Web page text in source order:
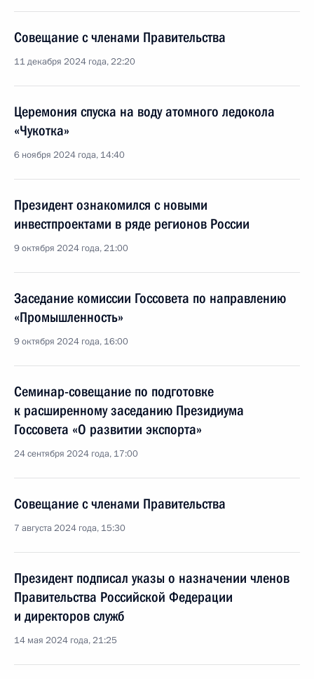
Совещание с членами Правительства
11 декабря 2024 года, 22:20
Церемония спуска на воду атомного ледокола
«Чукотка»
6 ноября 2024 года, 14:40
Президент ознакомился с новыми
инвестпроектами в ряде регионов России
9 октября 2024 года, 21:00
Заседание комиссии Госсовета по направлению
«Промышленность»
9 октября 2024 года, 16:00
Семинар-совещание по подготовке
к расширенному заседанию Президиума
Госсовета «О развитии экспорта»
24 сентября 2024 года, 17:00
Совещание с членами Правительства
7 августа 2024 года, 15:30
Президент подписал указы о назначении членов
Правительства Российской Федерации
и директоров служб
14 мая 2024 года, 21:25